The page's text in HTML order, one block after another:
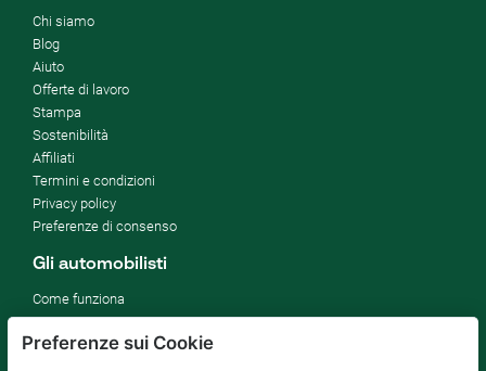
Preferenze sui Cookie
Chi siamo
Blog
Aiuto
Offerte di lavoro
Stampa
Sostenibilità
Affiliati
Termini e condizioni
Privacy policy
Preferenze di consenso
Gli automobilisti
Come funziona
FAQ